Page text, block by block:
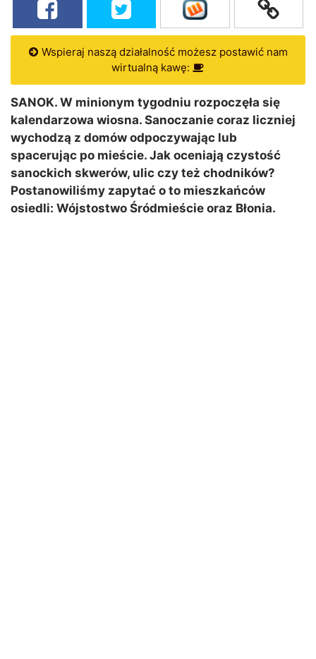
Wspieraj naszą działalność możesz postawić nam
wirtualną kawę:
SANOK. W minionym tygodniu rozpoczęła się
kalendarzowa wiosna. Sanoczanie coraz liczniej
wychodzą z domów odpoczywając lub
spacerując po mieście. Jak oceniają czystość
sanockich skwerów, ulic czy też chodników?
Postanowiliśmy zapytać o to mieszkańców
osiedli: Wójstostwo Śródmieście oraz Błonia.